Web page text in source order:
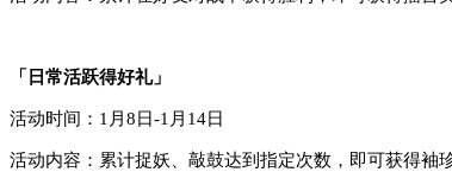
「日常活跃得好礼」
活动时间： 1月8日-1月14日
活动内容：累计捉妖、敲鼓达到指定次数，即可获得袖